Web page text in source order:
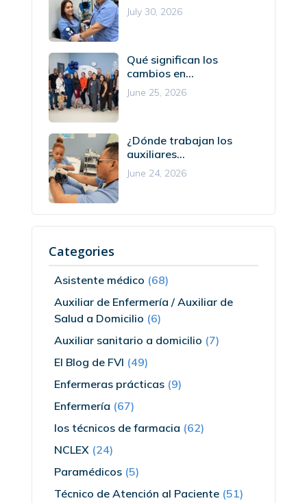
July 30, 2026
Qué significan los
cambios en...
June 25, 2026
¿Dónde trabajan los
auxiliares...
June 24, 2026
Categories
Asistente médico (68)
Auxiliar de Enfermería / Auxiliar de
Salud a Domicilio (6)
Auxiliar sanitario a domicilio (7)
El Blog de FVI (49)
Enfermeras prácticas (9)
Enfermería (67)
los técnicos de farmacia (62)
NCLEX (24)
Paramédicos (5)
Técnico de Atención al Paciente (51)